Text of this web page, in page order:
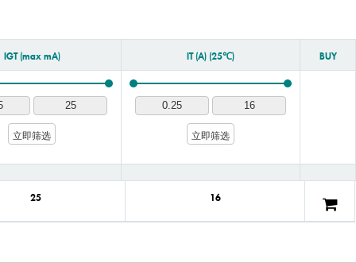
IGT (max mA) IT (A) (25℃) BUY
立即筛选 立即筛选
25 16